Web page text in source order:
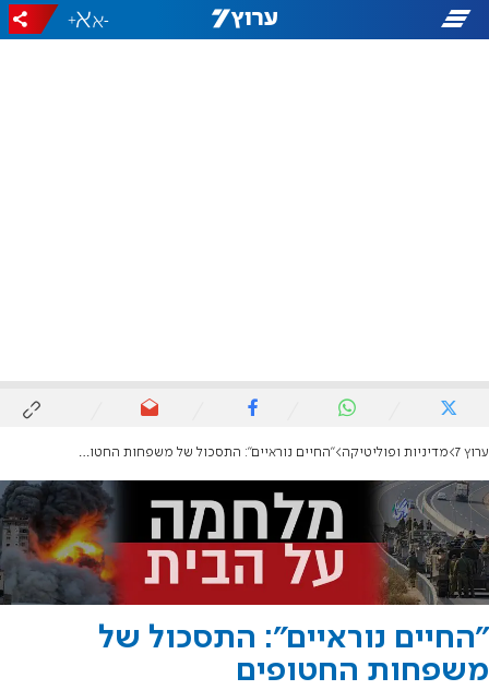
-
+
ערוץ 7 מדיניות ופוליטיקה "החיים נוראיים": התסכול של משפחות החטופים
"החיים נוראיים": התסכול של
משפחות החטופים